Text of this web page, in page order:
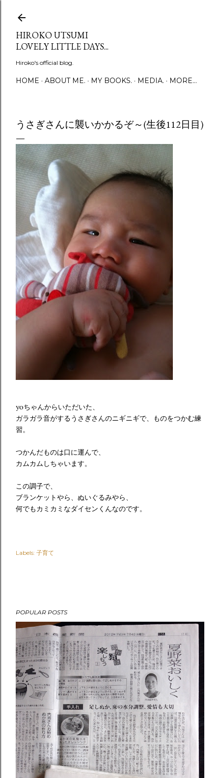
HIROKO UTSUMI
LOVELY LITTLE DAYS...
Hiroko's official blog.
HOME ABOUT ME. MY BOOKS. MEDIA. MORE…
うさぎさんに襲いかかるぞ～(生後112日目)
yoちゃんからいただいた、
ガラガラ音がするうさぎさんのニギニギで、ものをつかむ練
習。
つかんだものは口に運んで、
カムカムしちゃいます。
この調子で、
ブランケットやら、ぬいぐるみやら、
何でもカミカミなダイセンくんなのです。
Labels: 子育て
POPULAR POSTS